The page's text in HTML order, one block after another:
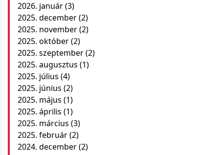
2026. január(3)
2025. december(2)
2025. november(2)
2025. október(2)
2025. szeptember(2)
2025. augusztus (1)
2025. július (4)
2025. június (2)
2025. május (1)
2025. április (1)
2025. március (3)
2025. február(2)
2024. december(2)